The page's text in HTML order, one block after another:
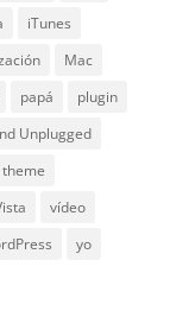
iTunes
Mac
papá
plugin
Unplugged
theme
vídeo
yo